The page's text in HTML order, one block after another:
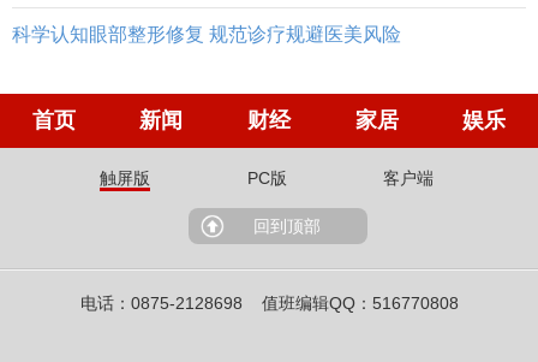
科学认知眼部整形修复 规范诊疗规避医美风险
首页 新闻 财经 家居 娱乐
触屏版 PC版 客户端
回到顶部
电话：0875-2128698 值班编辑QQ：516770808